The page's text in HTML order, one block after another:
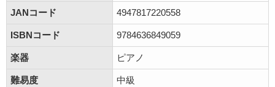
JANコード 4947817220558
ISBNコード 9784636849059
楽器 ピアノ
難易度 中級